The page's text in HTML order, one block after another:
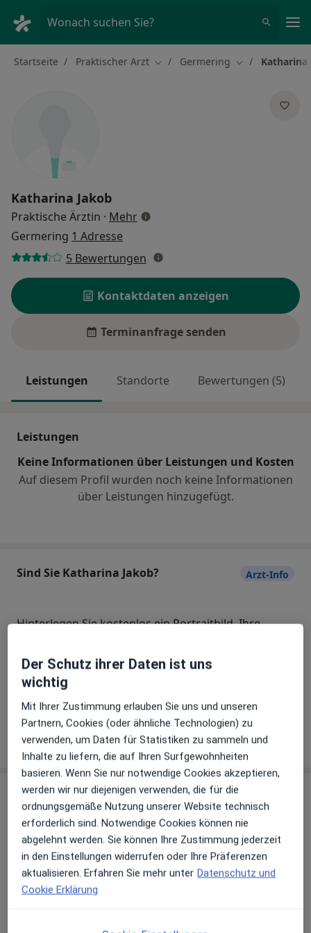
Wonach suchen Sie?
Startseite Praktischer Arzt Stadt ändern
Germering Stadt ändern
Katharina
Katharina Jakob
Praktische Ärztin · Mehrüber Spezialisierungen
Germering 1 Adresse
5 Bewertungen
Kontaktdaten anzeigen
Terminanfrage senden
Leistungen Standorte Bewertungen (5)
Leistungen
Keine Informationen über Leistungen und Kosten
Auf diesem Profil wurden noch keine Informationen
über Leistungen hinzugefügt.
Sind Sie Katharina Jakob? Arzt-Info
Hinterlegen Sie kostenlos ein Portraitbild, Ihre
besser gefunden. Lassen Sie sich außerdem bereits
vor Veröffentlichung kostenfrei über neue
Patienten-Feedbacks per E-Mail informieren.
Jetzt als Arzt anmelden
Praxis
Hausarztpraxis Dr.med. Ludwig Jakob
Facharzt für Allgemeinmedizin
Münchener Str. 1,82110 Germering
Der Schutz ihrer Daten ist uns
wichtig
Mit Ihrer Zustimmung erlauben Sie uns und unseren
Partnern, Cookies (oder ähnliche Technologien) zu
verwenden, um Daten für Statistiken zu sammeln und
Inhalte zu liefern, die auf Ihren Surfgewohnheiten
basieren. Wenn Sie nur notwendige Cookies akzeptieren,
werden wir nur diejenigen verwenden, die für die
ordnungsgemäße Nutzung unserer Website technisch
erforderlich sind. Notwendige Cookies können nie
abgelehnt werden. Sie können Ihre Zustimmung jederzeit
in den Einstellungen widerrufen oder Ihre Präferenzen
aktualisieren. Erfahren Sie mehr unter Datenschutz und
Cookie Erklärung